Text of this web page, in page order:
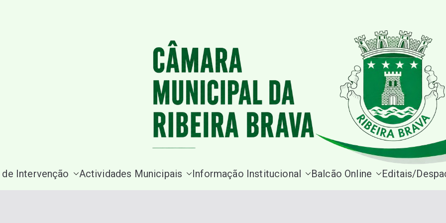
Câmara
Site da Câmara Municipal
Intervenção Actividades Municipais Informação Institucional Balcão Online Editais/